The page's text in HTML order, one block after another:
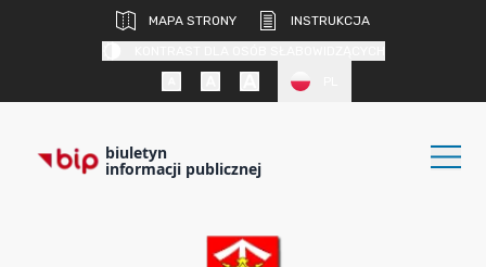
MAPA STRONY
INSTRUKCJA
biuletyn
informacji publicznej